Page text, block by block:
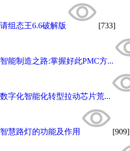
请组态王6.6破解版 [733]
智能制造之路:掌握好此PMC方...
数字化智能化转型拉动芯片荒...
智慧路灯的功能及作用 [909]